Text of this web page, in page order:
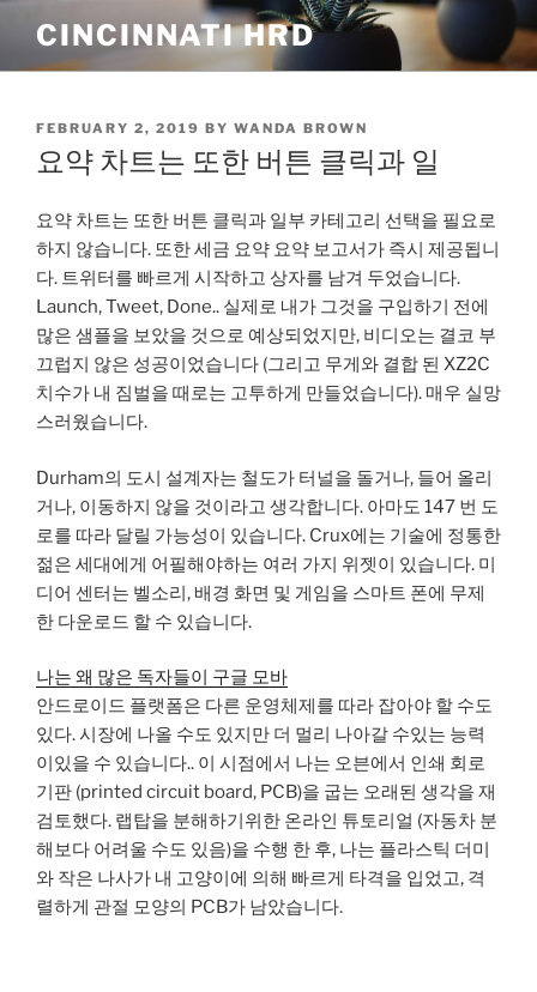
content
CINCINNATI HRD
POSTED
ON
FEBRUARY 2, 2019 BY WANDA BROWN
요약 차트는 또한 버튼 클릭과 일
요약 차트는 또한 버튼 클릭과 일부 카테고리 선택을 필요로
하지 않습니다. 또한 세금 요약 요약 보고서가 즉시 제공됩니
다. 트위터를 빠르게 시작하고 상자를 남겨 두었습니다.
Launch, Tweet, Done.. 실제로 내가 그것을 구입하기 전에
많은 샘플을 보았을 것으로 예상되었지만, 비디오는 결코 부
끄럽지 않은 성공이었습니다 (그리고 무게와 결합 된 XZ2C
치수가 내 짐벌을 때로는 고투하게 만들었습니다). 매우 실망
스러웠습니다.
Durham의 도시 설계자는 철도가 터널을 돌거나, 들어 올리
거나, 이동하지 않을 것이라고 생각합니다. 아마도 147 번 도
로를 따라 달릴 가능성이 있습니다. Crux에는 기술에 정통한
젊은 세대에게 어필해야하는 여러 가지 위젯이 있습니다. 미
디어 센터는 벨소리, 배경 화면 및 게임을 스마트 폰에 무제
한 다운로드 할 수 있습니다.
나는 왜 많은 독자들이 구글 모바
안드로이드 플랫폼은 다른 운영체제를 따라 잡아야 할 수도
있다. 시장에 나올 수도 있지만 더 멀리 나아갈 수있는 능력
이있을 수 있습니다.. 이 시점에서 나는 오븐에서 인쇄 회로
기판 (printed circuit board, PCB)을 굽는 오래된 생각을 재
검토했다. 랩탑을 분해하기위한 온라인 튜토리얼 (자동차 분
해보다 어려울 수도 있음)을 수행 한 후, 나는 플라스틱 더미
와 작은 나사가 내 고양이에 의해 빠르게 타격을 입었고, 격
렬하게 관절 모양의 PCB가 남았습니다.